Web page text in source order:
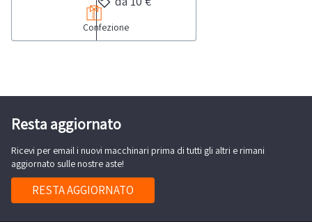
per
lo
svolgimento
di
dal
giorno
concordato:
1
giorno
colore
verde
n.
1
macchinario
macchine
da
industriale
“2
aghi”
Rimoldi
n.
261-
Confezione
Resta aggiornato
Ricevi per email i nuovi macchinari prima di tutti gli altri e rimani
aggiornato sulle nostre aste!
RESTA AGGIORNATO